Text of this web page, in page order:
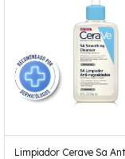
Limpiador Cerave Sa